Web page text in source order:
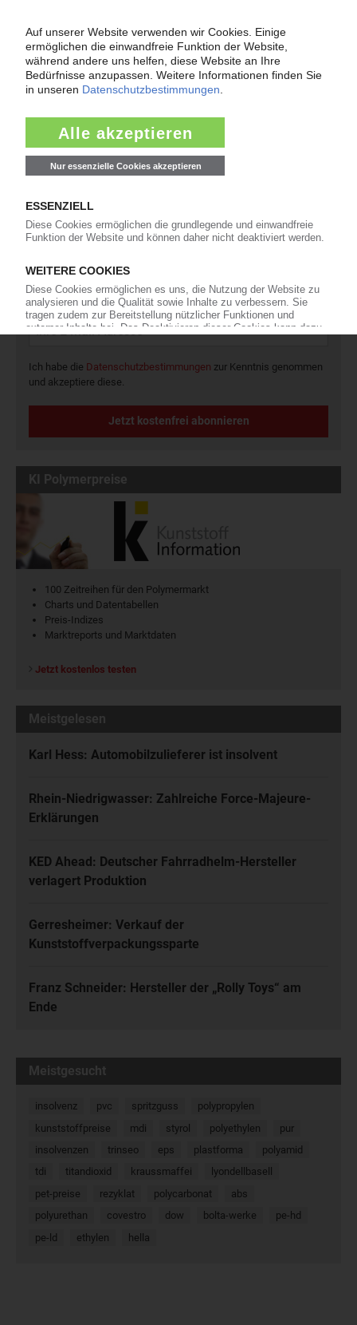
42
Interviews
16
In eigener Sache
Newsletter
Die wichtigsten Nachrichten und Neuigkeiten aus der
Kunststoffbranche – jeden Tag brandaktuell!
Ich habe die Datenschutzbestimmungen zur Kenntnis genommen
und akzeptiere diese.
Jetzt kostenfrei abonnieren
KI Polymerpreise
100 Zeitreihen für den Polymermarkt
Charts und Datentabellen
Preis-Indizes
Marktreports und Marktdaten
Jetzt kostenlos testen
Meistgelesen
Karl Hess: Automobilzulieferer ist insolvent
Rhein-Niedrigwasser: Zahlreiche Force-Majeure-
Erklärungen
KED Ahead: Deutscher Fahrradhelm-Hersteller
verlagert Produktion
Gerresheimer: Verkauf der
Kunststoffverpackungssparte
Franz Schneider: Hersteller der „Rolly Toys“ am
Ende
Meistgesucht
insolvenz pvc spritzguss
polypropylen
kunststoffpreise
mdi styrol polyethylen
pur
insolvenzen
trinseo eps plastforma
polyamid
tdi
titandioxid kraussmaffei
lyondellbasell
pet-preise
rezyklat polycarbonat
abs
polyurethan
covestro dow bolta-werke
pe-hd
pe-ld
ethylen hella